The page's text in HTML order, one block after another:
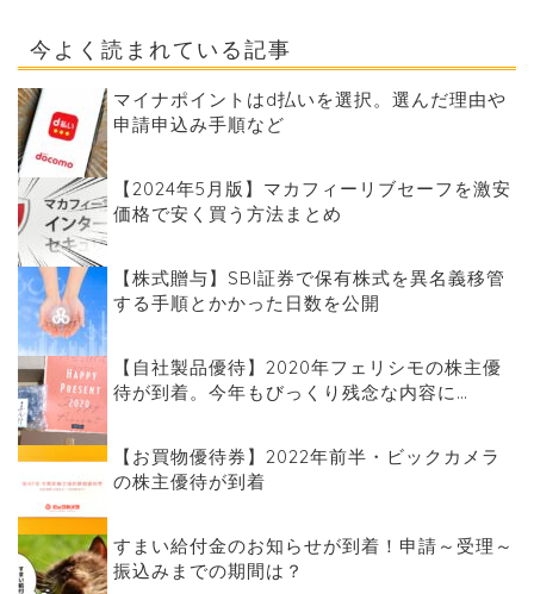
今よく読まれている記事
マイナポイントはd払いを選択。選んだ理由や
申請申込み手順など
【2024年5月版】マカフィーリブセーフを激安
価格で安く買う方法まとめ
【株式贈与】SBI証券で保有株式を異名義移管
する手順とかかった日数を公開
【自社製品優待】2020年フェリシモの株主優
待が到着。今年もびっくり残念な内容に…
【お買物優待券】2022年前半・ビックカメラ
の株主優待が到着
すまい給付金のお知らせが到着！申請～受理～
振込みまでの期間は？